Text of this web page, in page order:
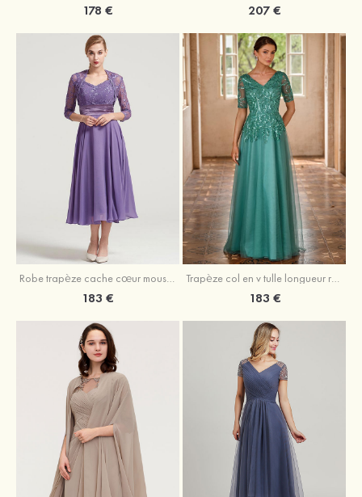
178 € 207 €
Robe trapèze cache cœur mousseline longueur mollet robe de mère de la mariée avec plissé veste
183 €
Trapèze col en v tulle longueur ras du sol robe de mère de la mariée avec perles paillettes
183 €